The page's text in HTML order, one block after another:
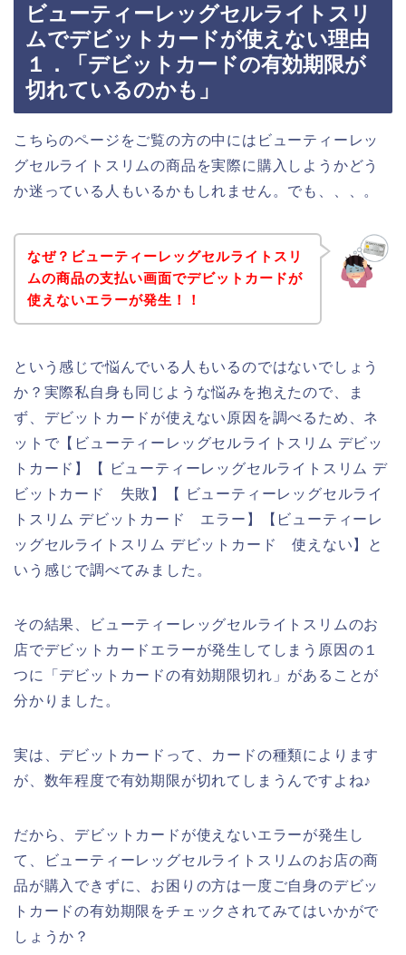
ビューティーレッグセルライトスリ
ムでデビットカードが使えない理由
１．「デビットカードの有効期限が
切れているのかも」
こちらのページをご覧の方の中にはビューティーレッ
グセルライトスリムの商品を実際に購入しようかどう
か迷っている人もいるかもしれません。でも、、、。
なぜ？ビューティーレッグセルライトスリ
ムの商品の支払い画面でデビットカードが
使えないエラーが発生！！
という感じで悩んでいる人もいるのではないでしょう
か？実際私自身も同じような悩みを抱えたので、ま
ず、デビットカードが使えない原因を調べるため、ネ
ットで【ビューティーレッグセルライトスリム デビッ
トカード】【 ビューティーレッグセルライトスリム デ
ビットカード 失敗】【 ビューティーレッグセルライ
トスリム デビットカード エラー】【ビューティーレ
ッグセルライトスリム デビットカード 使えない】と
いう感じで調べてみました。
その結果、ビューティーレッグセルライトスリムのお
店でデビットカードエラーが発生してしまう原因の１
つに「デビットカードの有効期限切れ」があることが
分かりました。
実は、デビットカードって、カードの種類によります
が、数年程度で有効期限が切れてしまうんですよね♪
だから、デビットカードが使えないエラーが発生し
て、ビューティーレッグセルライトスリムのお店の商
品が購入できずに、お困りの方は一度ご自身のデビッ
トカードの有効期限をチェックされてみてはいかがで
しょうか？